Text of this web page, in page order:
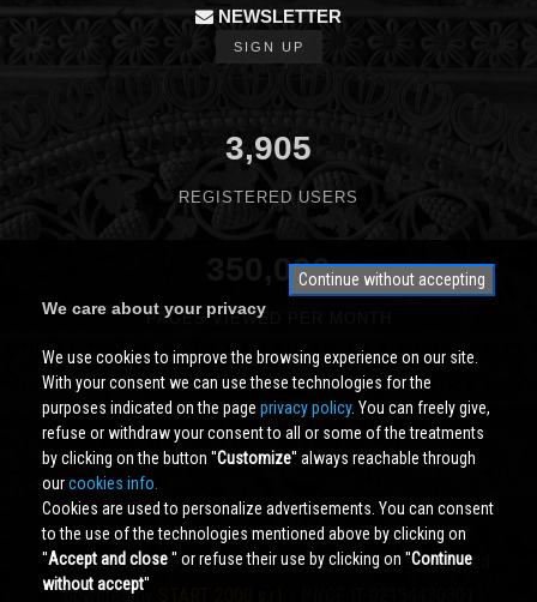
NEWSLETTER
SIGN UP
3,905
REGISTERED USERS
350,000
PAGES VIEWED PER MONTH
Cividale.COMCopyright © 2000 - 2026 All Rights Reserved
powered by
Continue without accepting
We care about your privacy
We use cookies to improve the browsing experience on our site.
With your consent we can use these technologies for the
purposes indicated on the page privacy policy. You can freely give,
refuse or withdraw your consent to all or some of the treatments
by clicking on the button ''Customize'' always reachable through
ourcookies info.
Cookies are used to personalize advertisements. You can consent
to the use of the technologies mentioned above by clicking on
''Accept and close'' or refuse their use by clicking on ''Continue
without accept''